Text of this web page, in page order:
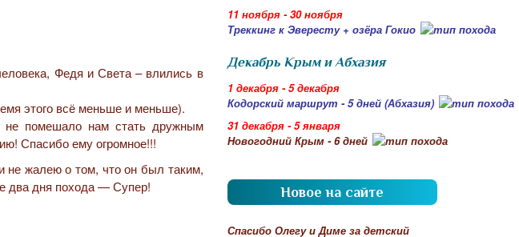
Федя и Света – влились в
этого всё меньше и меньше).
не помешало нам стать дружным
Спасибо ему огромное!!!
жалею о том, что он был таким,
два дня похода — Супер!
11 ноября - 30 ноября
Треккинг к Эвересту + озёра Гокио
Декабрь Крым и Абхазия
1 декабря - 5 декабря
Кодорский маршрут - 5 дней (Абхазия)
31 декабря - 5 января
Новогодний Крым - 6 дней
Новое на сайте
Спасибо Олегу и Диме за детский